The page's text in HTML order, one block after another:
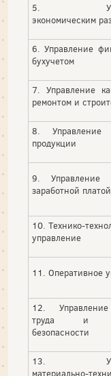
5.
экономическим
6. Управление
бухучетом
7. Управление
ремонтом и
8. Управление
продукции
9. Управление
заработной платой
10. Технико-
управление
11. Оперативное
12.
труда и
безопасности
13.
материально-